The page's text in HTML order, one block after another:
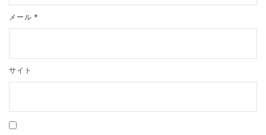
メール *
サイト